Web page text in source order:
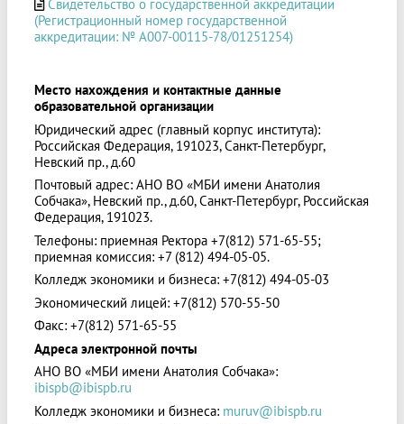
Свидетельство о государственной аккредитации
(Регистрационный номер государственной
аккредитации: № А007-00115-78/01251254)
Место нахождения и контактные данные
образовательной организации
Юридический адрес (главный корпус института):
Российская Федерация, 191023, Санкт-Петербург,
Невский пр., д.60
Почтовый адрес: АНО ВО «МБИ имени Анатолия
Собчака», Невский пр., д.60, Санкт-Петербург, Российская
Федерация, 191023.
Телефоны: приемная Ректора +7(812) 571-65-55;
приемная комиссия: +7 (812) 494-05-05.
Колледж экономики и бизнеса: +7(812) 494-05-03
Экономический лицей: +7(812) 570-55-50
Факс: +7(812) 571-65-55
Адреса электронной почты
АНО ВО «МБИ имени Анатолия Собчака»:
ibispb@ibispb.ru
Колледж экономики и бизнеса: muruv@ibispb.ru